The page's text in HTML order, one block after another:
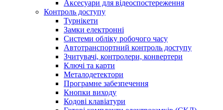
Аксесуари для відеоспостереження
Контроль доступу
Турнікети
Замки електронні
Системи обліку робочого часу
Автотранспортний контроль доступу
Зчитувачі, контролери, конвертери
Ключі та карти
Металодетектори
Програмне забезпечення
Кнопки виходу
Кодові клавіатури